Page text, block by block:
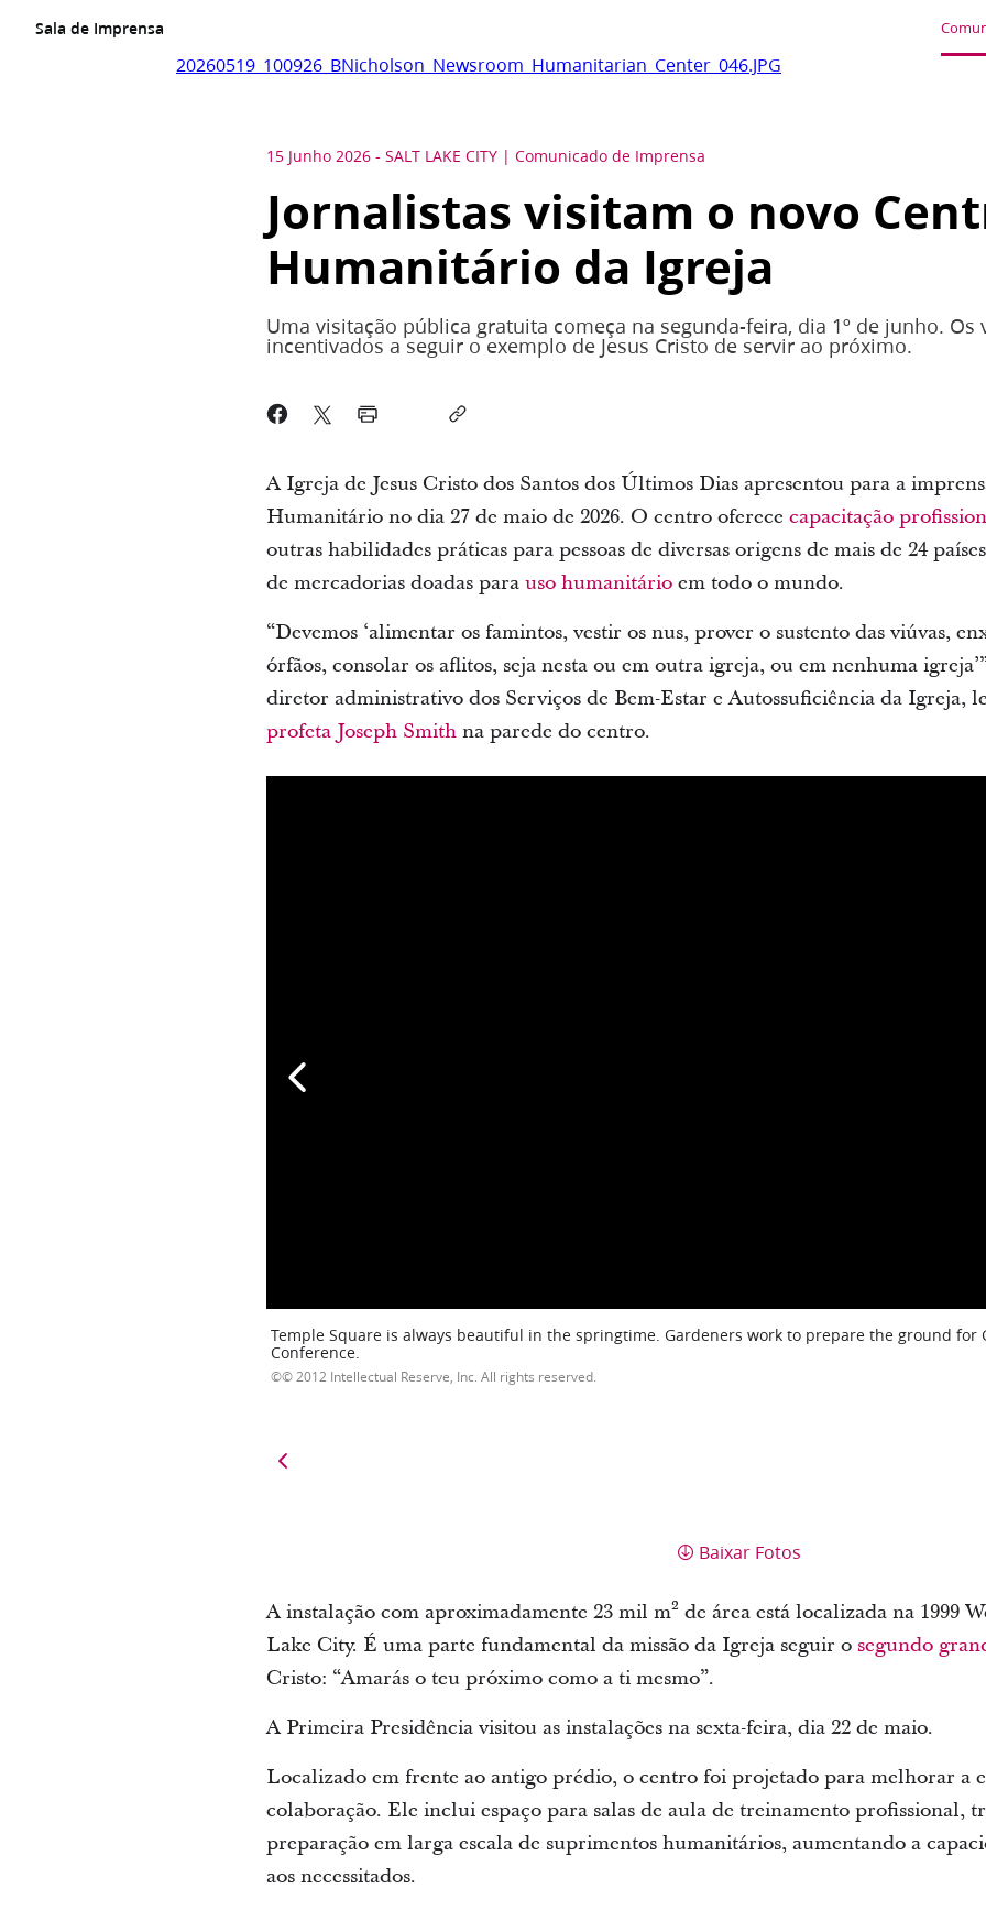
Sala de Imprensa
20260519_100926_BNicholson_Newsroom_Humanitarian_Center_046.JPG
15 Junho 2026 - SALT LAKE CITY Comunicado de Imprensa
Jornalistas visitam o novo
Humanitário da Igreja
Uma visitação pública gratuita começa na segunda-feira, dia 1º de junho. Os
incentivados a seguir o exemplo de Jesus Cristo de servir ao próximo.
A Igreja de Jesus Cristo dos Santos dos Últimos Dias apresentou para a
Humanitário no dia 27 de maio de 2026. O centro oferece capacitação
outras habilidades práticas para pessoas de diversas origens de mais de 24
de mercadorias doadas para uso humanitárioem todo o mundo.
“Devemos ‘alimentar os famintos, vestir os nus, prover o sustento das viúvas,
órfãos, consolar os aflitos, seja nesta ou em outra igreja, ou em nenhuma
diretor administrativo dos Serviços de Bem-Estar e Autossuficiência da Igreja,
profeta Joseph Smith na parede do centro.
Temple Square is always beautiful in the springtime. Gardeners work to prepare the ground for
Conference.
© 2012 Intellectual Reserve, Inc. All rights reserved.
Baixar Fotos
A instalação com aproximadamente 23 mil m² de área está localizada na 1999
Lake City. É uma parte fundamental da missão da Igreja seguir o segundo
Cristo: “Amarás o teu próximo como a ti mesmo”.
A Primeira Presidência visitou as instalações na sexta-feira, dia 22 de maio.
Localizado em frente ao antigo prédio, o centro foi projetado para melhorar a
colaboração. Ele inclui espaço para salas de aula de treinamento profissional,
preparação em larga escala de suprimentos humanitários, aumentando a
aos necessitados.